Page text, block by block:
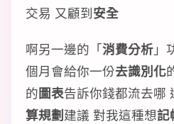
交易 又顧到安全
啊另一邊的「消費分析」
個月會給你一份去識別化
的圖表告訴你錢都流去哪
算規劃建議 對我這種想記